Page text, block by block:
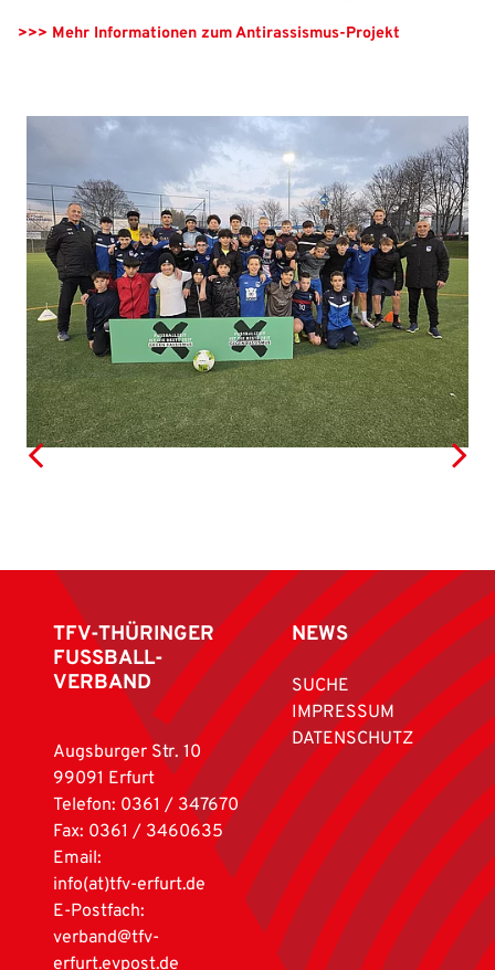
>>> Mehr Informationen zum Antirassismus-Projekt
TFV-THÜRINGER
FUSSBALL-
VERBAND
Augsburger Str. 10
99091 Erfurt
Telefon: 0361 / 347670
Fax: 0361 / 3460635
Email:
info(at)tfv-erfurt.de
E-Postfach:
verband@tfv-
erfurt.evpost.de
NEWS
SUCHE
IMPRESSUM
DATENSCHUTZ